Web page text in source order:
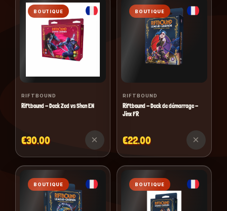
BOUTIQUE
RIFTBOUND
Riftbound - Deck Zed vs Shen EN
€30.00 ×
BOUTIQUE
RIFTBOUND
Riftbound - Deck de démarrage -
Jinx FR
€22.00 ×
BOUTIQUE BOUTIQUE